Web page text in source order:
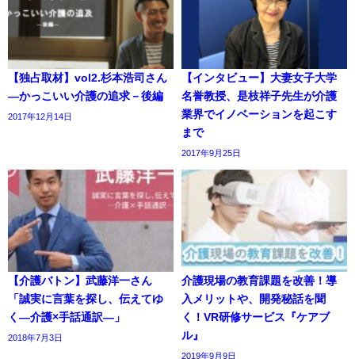
【独占取材】vol2.杉本浩司さん
―かっこいい介護の追求－後編
2017年12月14日
【インタビュー】大妻女子大学
名誉教授、是枝祥子先生が介護
業界でイノベーションを起こす
まで
2017年9月25日
【介護バトン】武藤洋一さん
「誠実に言葉を探し、伝えてゆ
く―介護×手話通訳―」
2018年7月3日
介護現場の教育課題を改善！導
入メリットや、開発秘話を聞
く！VR研修サービス『ケアブ
ル』
2019年9月9日